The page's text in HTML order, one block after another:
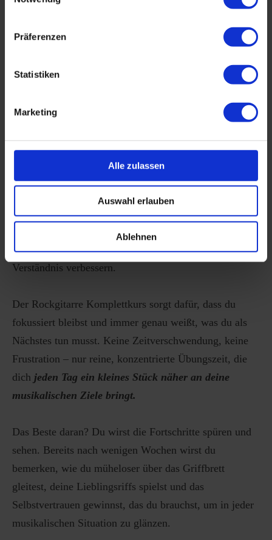
Präferenzen
Statistiken
Marketing
Alle zulassen
Auswahl erlauben
Ablehnen
um dich
zu entspannen und gleichzeitig deine
leicht verdauliche, kurze Segmente
, die speziell darauf abzielen, dir in kürzester
Zeit maximale Ergebnisse zu liefern. Wir haben die
Essenz der effektivsten Übungstechniken destilliert und
Mit deiner verfügbaren Übungszeit wirst du nicht nur
technische Fähigkeiten entwickeln, sondern auch deine
Fingerfertigkeit, Präzision und dein musikalisches
Verständnis verbessern.
Der Rockgitarre Komplettkurs sorgt dafür, dass du
fokussiert bleibst und immer genau weißt, was du als
Nächstes tun musst. Keine Zeitverschwendung, keine
Frustration – nur reine, konzentrierte Übungszeit, die
dich jeden Tag ein kleines Stück näher an deine
musikalischen Ziele bringt.
Das Beste daran? Du wirst die Fortschritte spüren und
sehen. Bereits nach wenigen Wochen wirst du
bemerken, wie du müheloser über das Griffbrett
gleitest, deine Lieblingsriffs spielst und das
Selbstvertrauen gewinnst, das du brauchst, um in jeder
musikalischen Situation zu glänzen.